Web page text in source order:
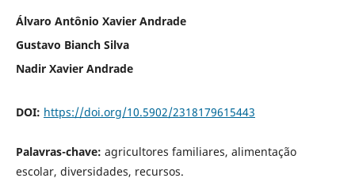
Álvaro Antônio Xavier Andrade
Gustavo Bianch Silva
Nadir Xavier Andrade
DOI: https://doi.org/10.5902/2318179615443
Palavras-chave: agricultores familiares, alimentação
escolar, diversidades, recursos.